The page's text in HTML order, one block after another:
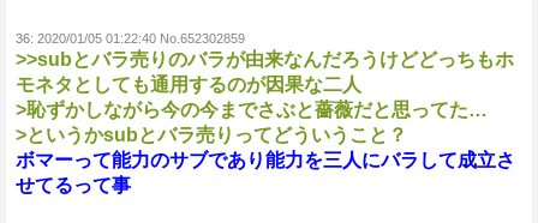
36: 2020/01/05 01:22:40 No.652302859
>>subとバラ売りのバラが由来なんだろうけどどっちもホ
モネタとしても通用するのが因果な二人
>恥ずかしながら今の今までさぶと薔薇だと思ってた…
>というかsubとバラ売りってどういうこと？
ボマーって能力のサブであり能力を三人にバラして成立さ
せてるって事